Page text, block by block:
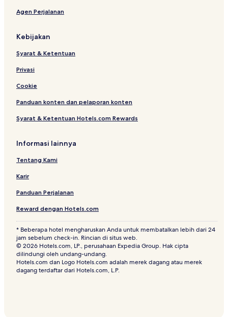
Agen Perjalanan
Kebijakan
Syarat & Ketentuan
Privasi
Cookie
Panduan konten dan pelaporan konten
Syarat & Ketentuan Hotels.com Rewards
Informasi lainnya
Tentang Kami
Karir
Panduan Perjalanan
Reward dengan Hotels.com
* Beberapa hotel mengharuskan Anda untuk membatalkan lebih dari 24
jam sebelum check-in. Rincian di situs web.
© 2026 Hotels.com, LP., perusahaan Expedia Group. Hak cipta
dilindungi oleh undang-undang.
Hotels.com dan Logo Hotels.com adalah merek dagang atau merek
dagang terdaftar dari Hotels.com, L.P.